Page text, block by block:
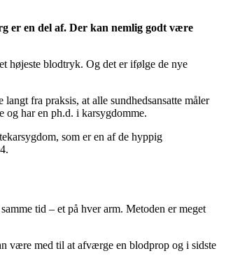
er en del af. Der kan nemlig godt være
højeste blodtryk. Og det er ifølge de nye
fra praksis, at alle sundhedsansatte måler
og har en ph.d. i karsygdomme.
som er en af de hyppig
tid – et på hver arm. Metoden er meget
være med til at afværge en blodprop og i sidste